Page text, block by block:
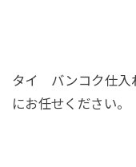
タイ バンコク仕入
にお任せください。